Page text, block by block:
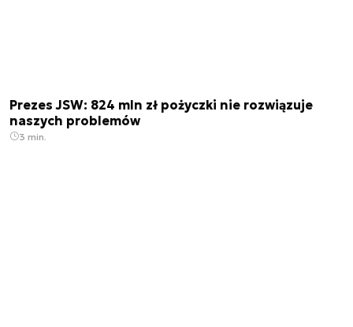
Prezes JSW: 824 mln zł pożyczki nie rozwiązuje
naszych problemów
3 min.